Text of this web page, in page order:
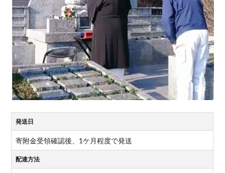
発送日
寄附金受領確認後、1ケ月程度で発送
配達方法